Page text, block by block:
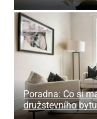
Poradna: Co si
družstevního